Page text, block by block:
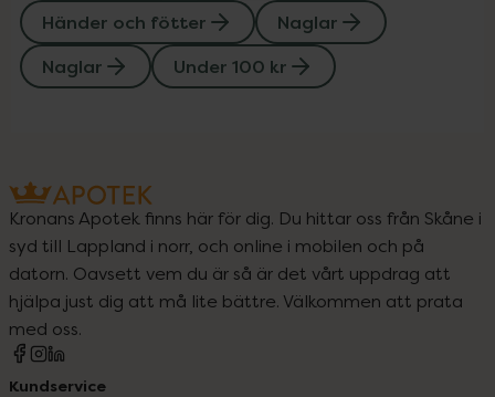
Händer och fötter
Naglar
Naglar
Under 100 kr
Kronans Apotek finns här för dig. Du hittar oss från Skåne i
syd till Lappland i norr, och online i mobilen och på
datorn. Oavsett vem du är så är det vårt uppdrag att
hjälpa just dig att må lite bättre. Välkommen att prata
med oss.
Kundservice